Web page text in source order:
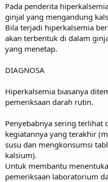
Pada penderita
ginjal yang mengandung
Bila terjadi hiperkalsemia
akan terbentuk di dalam
yang menetap.
DIAGNOSA
Hiperkalsemia biasanya
pemeriksaan darah rutin.
Penyebabnya sering terlihat
kegiatannya yang terakhir
susu dan mengkonsumsi
kalsium).
Untuk membantu
pemeriksaan laboratorium